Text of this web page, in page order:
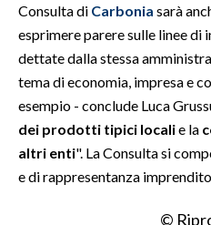
PUBBLICITÀ
SPIAGGE
STORE
Consulta di Carbonia sarà
esprimere parere sulle linee
dettate dalla stessa
tema di economia, impresa e
esempio - conclude Luca
dei prodotti tipici localie la
altri enti". La Consulta si
e di rappresentanza
©